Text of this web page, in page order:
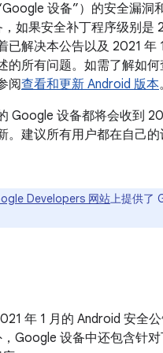
设备”）的安全漏洞
如果安全补丁程序级别是
已解决本公告以及 2021 年
的所有问题。如需了解如
阅查看和更新 Android 版本。
Google 设备都将会收到
。建议所有用户都在自己
Developers 网站上提供了
年 1 月的 Android 安全
Google 设备中还包含针